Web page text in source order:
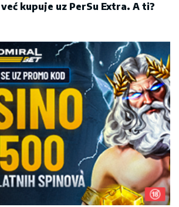
kupuje uz PerSu Extra. A ti?